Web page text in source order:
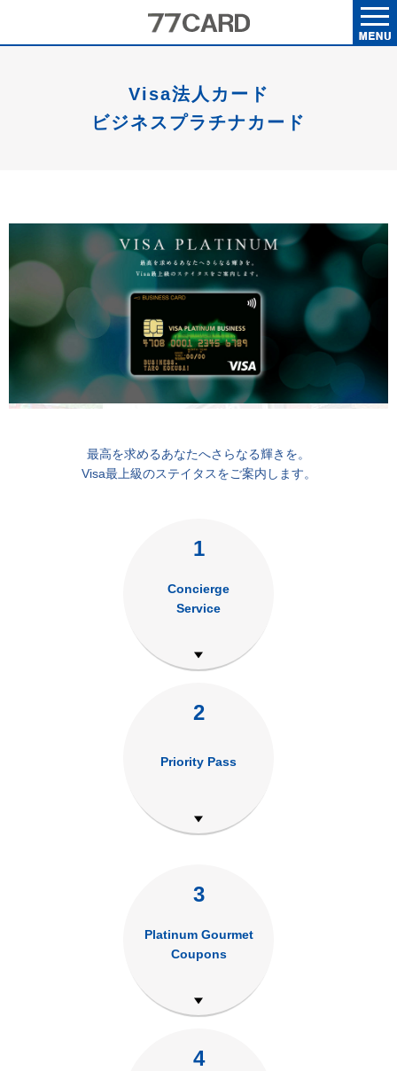
Visa法人カード
ビジネスプラチナカード
最高を求めるあなたへさらなる輝きを。
Visa最上級のステイタスをご案内します。
1
Concierge
Service
2
Priority Pass
3
Platinum Gourmet
Coupons
4